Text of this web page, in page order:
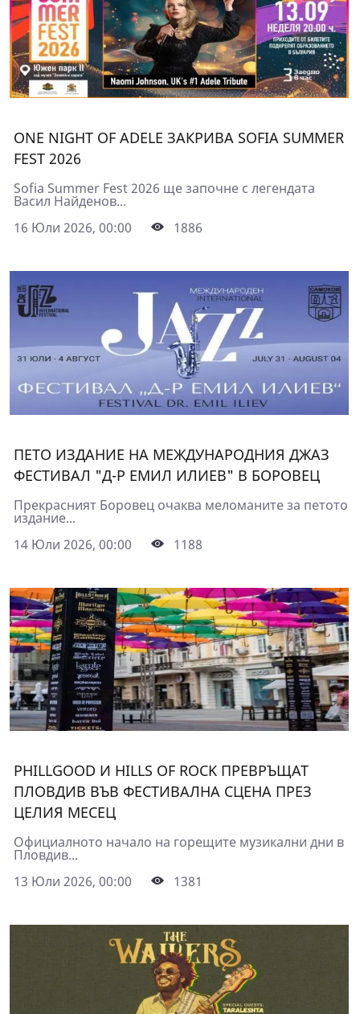
ONE NIGHT OF ADELЕ ЗАКРИВА SOFIA SUMMER
FEST 2026
Sofia Summer Fest 2026 ще започне с легендата
Васил Найденов...
16 Юли 2026, 00:00
1886
ПЕТО ИЗДАНИЕ НА МЕЖДУНАРОДНИЯ ДЖАЗ
ФЕСТИВАЛ "Д-Р ЕМИЛ ИЛИЕВ" В БОРОВЕЦ
Прекрасният Боровец очаква меломаните за петото
издание...
14 Юли 2026, 00:00
1188
PHILLGOOD И HILLS OF ROCK ПРЕВРЪЩАТ
ПЛОВДИВ ВЪВ ФЕСТИВАЛНА СЦЕНА ПРЕЗ
ЦЕЛИЯ МЕСЕЦ
Официалното начало на горещите музикални дни в
Пловдив...
13 Юли 2026, 00:00
1381